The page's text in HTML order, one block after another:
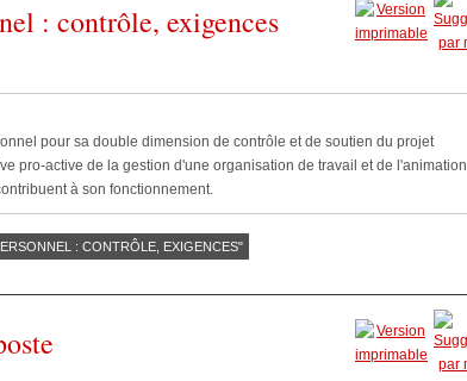
: contrôle, exigences
pour sa double dimension de contrôle et de soutien du projet
pro-active de la gestion d'une organisation de travail et de l'animation
à son fonctionnement.
: CONTRÔLE, EXIGENCES"